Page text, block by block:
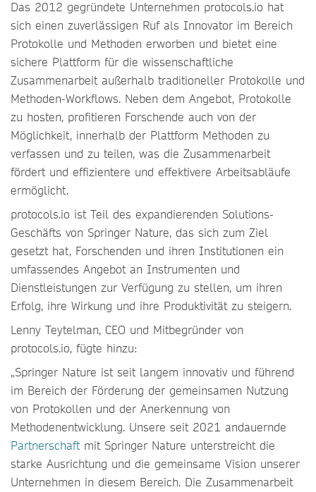
Das 2012 gegründete Unternehmen protocols.io hat
sich einen zuverlässigen Ruf als Innovator im Bereich
Protokolle und Methoden erworben und bietet eine
sichere Plattform für die wissenschaftliche
Zusammenarbeit außerhalb traditioneller Protokolle und
Methoden-Workflows. Neben dem Angebot, Protokolle
zu hosten, profitieren Forschende auch von der
Möglichkeit, innerhalb der Plattform Methoden zu
verfassen und zu teilen, was die Zusammenarbeit
fördert und effizientere und effektivere Arbeitsabläufe
ermöglicht.
protocols.io ist Teil des expandierenden Solutions-
Geschäfts von Springer Nature, das sich zum Ziel
gesetzt hat, Forschenden und ihren Institutionen ein
umfassendes Angebot an Instrumenten und
Dienstleistungen zur Verfügung zu stellen, um ihren
Erfolg, ihre Wirkung und ihre Produktivität zu steigern.
Lenny Teytelman, CEO und Mitbegründer von
protocols.io, fügte hinzu:
„Springer Nature ist seit langem innovativ und führend
im Bereich der Förderung der gemeinsamen Nutzung
von Protokollen und der Anerkennung von
Methodenentwicklung. Unsere seit 2021 andauernde
Partnerschaftmit Springer Nature unterstreicht die
starke Ausrichtung und die gemeinsame Vision unserer
Unternehmen in diesem Bereich. Die Zusammenarbeit